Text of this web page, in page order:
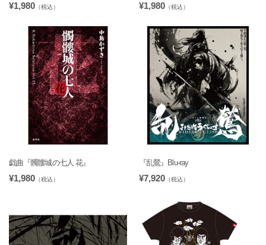
¥1,980 （税込） ¥1,980 （税込）
戯曲『髑髏城の七人 花』
¥1,980 （税込）
『乱鶯』Blu-ray
¥7,920 （税込）